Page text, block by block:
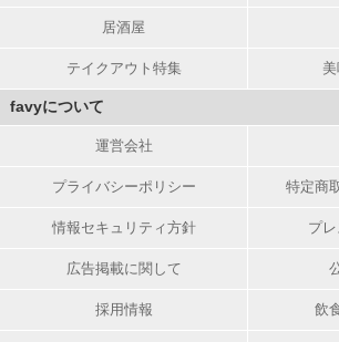
居酒屋
テイクアウト特集
favyについて
運営会社
プライバシーポリシー 特定商
情報セキュリティ方針 プ
広告掲載に関して
採用情報 飲